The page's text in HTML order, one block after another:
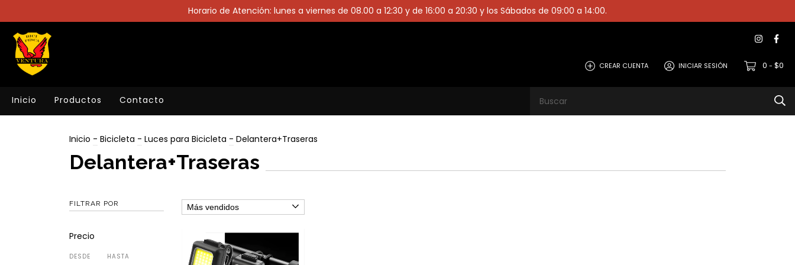
Horario de Atención: lunes a viernes de 08.00 a 12:30 y de 16:00 a 20:30 y los Sábados de 09:00 a 14:00.
CREAR CUENTA INICIAR SESIÓN 0 - $0
Inicio Productos Contacto
Inicio - Bicicleta - Luces para Bicicleta - Delantera+Traseras
Delantera+Traseras
FILTRAR POR
Precio
DESDE HASTA